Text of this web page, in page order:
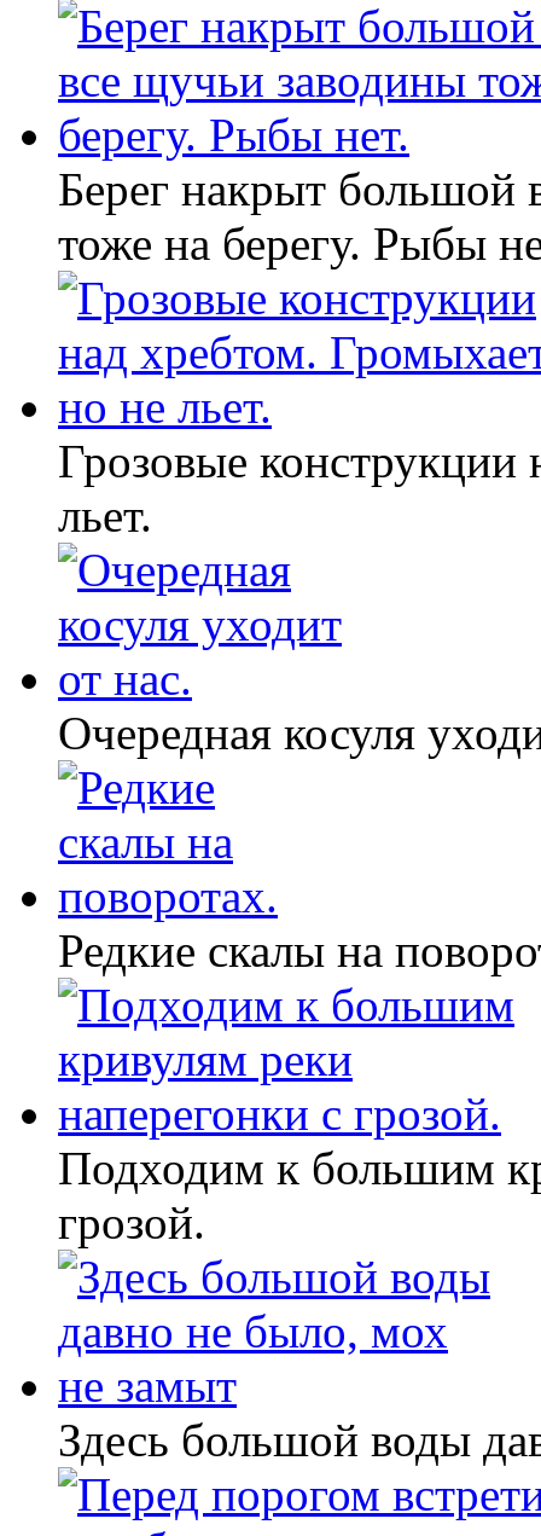
Берег накрыт большой
тоже на берегу. Рыбы
Грозовые
льет.
Очередная косуля
Редкие скалы на
Подходим к большим
грозой.
Здесь большой воды